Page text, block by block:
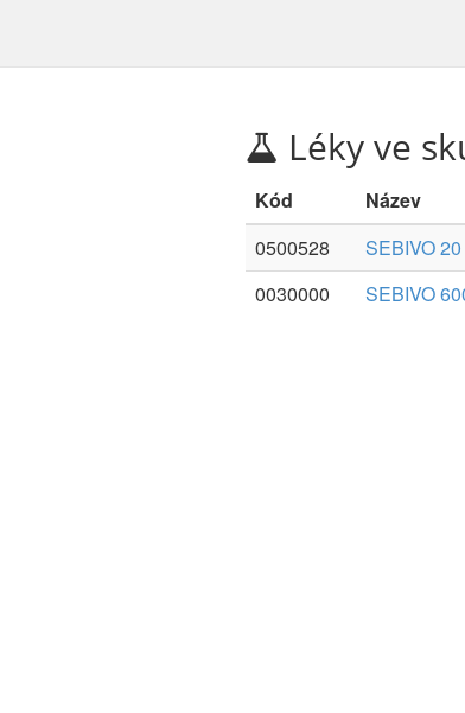
Léky ve
Kód Název
0500528
SEBIVO
0030000
SEBIVO